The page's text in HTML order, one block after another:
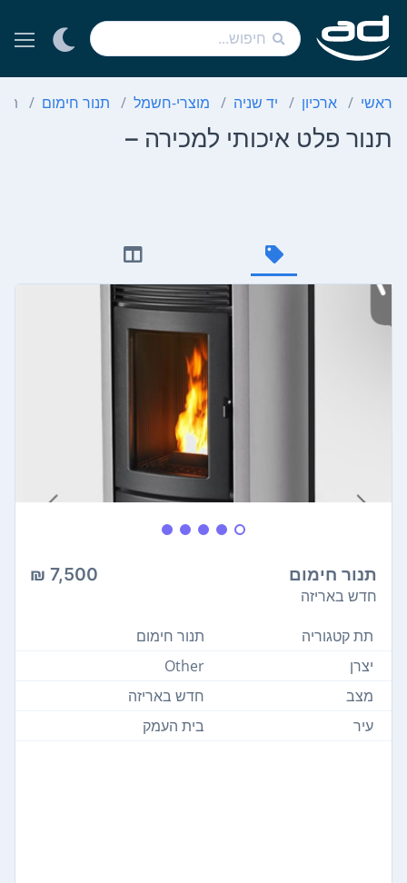
ראשי ארכיון יד שניה מוצרי-חשמל תנור חימום
תנור פלט איכותי למכירה –
תנור חימום 7,500 ₪
חדש באריזה
תת קטגוריה
תנור חימום
יצרן
Other
מצב
חדש באריזה
עיר
בית העמק